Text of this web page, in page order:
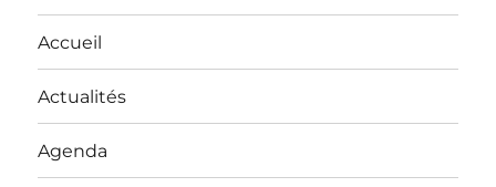
Accueil
Actualités
Agenda